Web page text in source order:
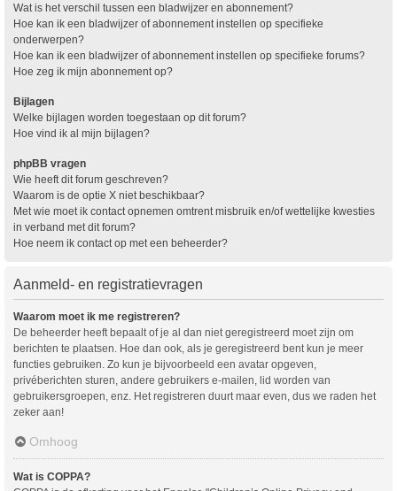
Wat is het verschil tussen een bladwijzer en abonnement?
Hoe kan ik een bladwijzer of abonnement instellen op specifieke
onderwerpen?
Hoe kan ik een bladwijzer of abonnement instellen op specifieke forums?
Hoe zeg ik mijn abonnement op?
Bijlagen
Welke bijlagen worden toegestaan op dit forum?
Hoe vind ik al mijn bijlagen?
phpBB vragen
Wie heeft dit forum geschreven?
Waarom is de optie X niet beschikbaar?
Met wie moet ik contact opnemen omtrent misbruik en/of wettelijke kwesties
in verband met dit forum?
Hoe neem ik contact op met een beheerder?
Aanmeld- en registratievragen
Waarom moet ik me registreren?
De beheerder heeft bepaalt of je al dan niet geregistreerd moet zijn om
berichten te plaatsen. Hoe dan ook, als je geregistreerd bent kun je meer
functies gebruiken. Zo kun je bijvoorbeeld een avatar opgeven,
privéberichten sturen, andere gebruikers e-mailen, lid worden van
gebruikersgroepen, enz. Het registreren duurt maar even, dus we raden het
zeker aan!
Omhoog
Wat is COPPA?